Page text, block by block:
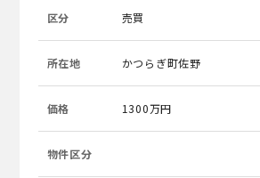
区分 売買
所在地 かつらぎ町佐野
価格 1300万円
物件区分